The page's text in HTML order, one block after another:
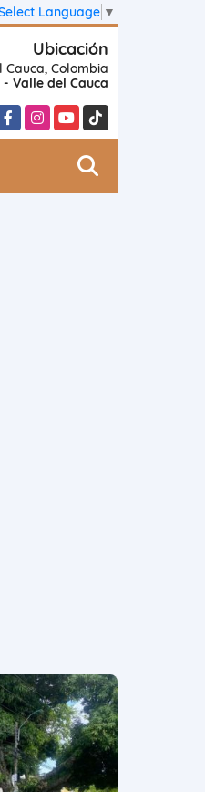
Language ▼
Ubicación
Colombia
- Valle del Cauca
FacebookInstagramYouTubeTikTok